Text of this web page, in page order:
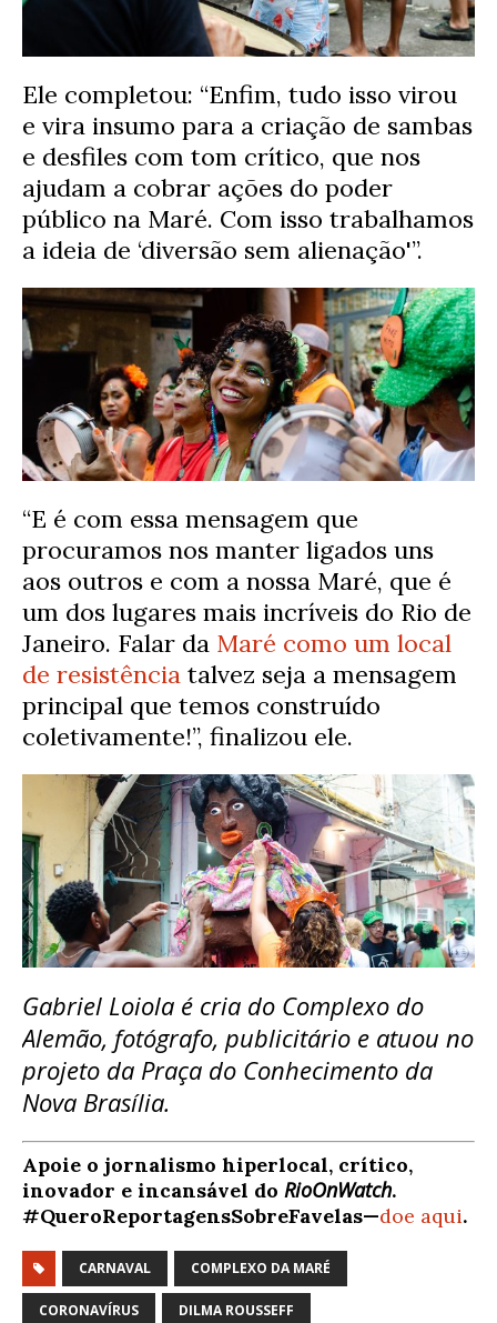
Ele completou: “Enfim, tudo isso virou
e vira insumo para a criação de sambas
e desfiles com tom crítico, que nos
ajudam a cobrar ações do poder
público na Maré. Com isso trabalhamos
a ideia de ‘diversão sem alienação'”.
“E é com essa mensagem que
procuramos nos manter ligados uns
aos outros e com a nossa Maré, que é
um dos lugares mais incríveis do Rio de
Janeiro. Falar da Maré como um local
de resistência talvez seja a mensagem
principal que temos construído
coletivamente!”, finalizou ele.
Gabriel Loiola é cria do Complexo do
Alemão, fotógrafo, publicitário e atuou no
projeto da Praça do Conhecimento da
Nova Brasília.
Apoie o jornalismo hiperlocal, crítico,
inovador e incansável do RioOnWatch.
#QueroReportagensSobreFavelas—doe aqui.
CARNAVAL COMPLEXO DA MARÉ
CORONAVÍRUS DILMA ROUSSEFF